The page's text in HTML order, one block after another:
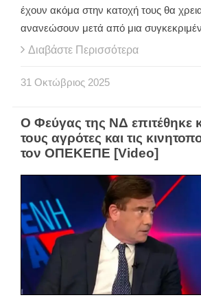
έχουν ακόμα στην κατοχή τους θα
ανανεώσουν μετά από μια
Διαβάστε Περισσότερα
31 Οκτώβριος 2025
Ο Φεύγας της ΝΔ επιτέθηκε
τους αγρότες και τις
τον ΟΠΕΚΕΠΕ [Video]